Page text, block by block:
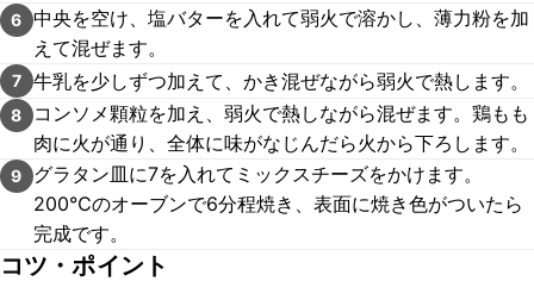
6 中央を空け、塩バターを入れて弱火で溶かし、薄力粉を加
えて混ぜます。
7 牛乳を少しずつ加えて、かき混ぜながら弱火で熱します。
8
コンソメ顆粒を加え、弱火で熱しながら混ぜます。鶏もも
肉に火が通り、全体に味がなじんだら火から下ろします。
9
グラタン皿に7を入れてミックスチーズをかけます。
200℃のオーブンで6分程焼き、表面に焼き色がついたら
完成です。
コツ・ポイント